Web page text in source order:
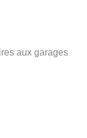
aux garages